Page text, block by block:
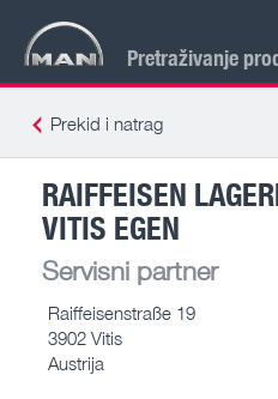
Pretraživanje
Prekid i natrag
RAIFFEISEN
VITIS EGEN
Servisni partner
Raiffeisenstraße 19
3902 Vitis
Austrija